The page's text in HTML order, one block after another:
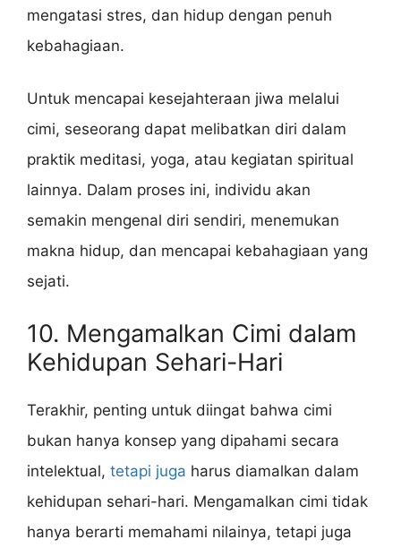
mengatasi stres, dan hidup dengan penuh
kebahagiaan.
Untuk mencapai kesejahteraan jiwa melalui
cimi, seseorang dapat melibatkan diri dalam
praktik meditasi, yoga, atau kegiatan spiritual
lainnya. Dalam proses ini, individu akan
semakin mengenal diri sendiri, menemukan
makna hidup, dan mencapai kebahagiaan yang
sejati.
10. Mengamalkan Cimi dalam
Kehidupan Sehari-Hari
Terakhir, penting untuk diingat bahwa cimi
bukan hanya konsep yang dipahami secara
intelektual, tetapi juga harus diamalkan dalam
kehidupan sehari-hari. Mengamalkan cimi tidak
hanya berarti memahami nilainya, tetapi juga